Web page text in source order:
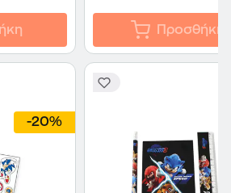
Προσθήκη
-20%